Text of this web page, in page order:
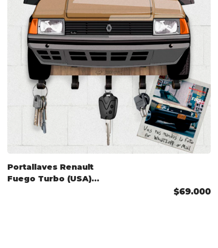
Portallaves Renault
Fuego Turbo (USA)
$69.000